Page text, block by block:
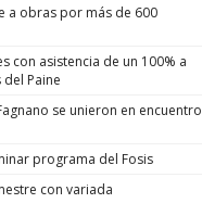
a obras por más de 600
con asistencia de un 100% a
Paine
se unieron en encuentro
programa del Fosis
con variada